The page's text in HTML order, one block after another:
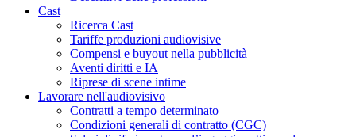
Cast
Ricerca Cast
Tariffe produzioni audiovisive
Compensi e buyout nella pubblicità
Aventi diritti e IA
Riprese di scene intime
Lavorare nell'audiovisivo
Contratti a tempo determinato
Condizioni generali di contratto (CGC)